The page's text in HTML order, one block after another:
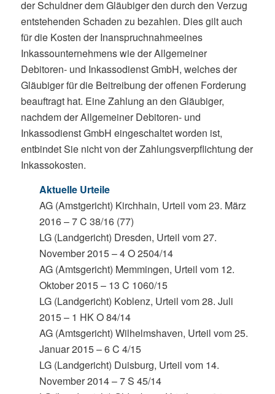
der Schuldner dem Gläubiger den durch den Verzug
entstehenden Schaden zu bezahlen. Dies gilt auch
für die Kosten der Inanspruchnahmeeines
Inkassounternehmens wie der Allgemeiner
Debitoren- und Inkassodienst GmbH, welches der
Gläubiger für die Beitreibung der offenen Forderung
beauftragt hat. Eine Zahlung an den Gläubiger,
nachdem der Allgemeiner Debitoren- und
Inkassodienst GmbH eingeschaltet worden ist,
entbindet Sie nicht von der Zahlungsverpflichtung der
Inkassokosten.
Aktuelle Urteile
AG (Amstgericht) Kirchhain, Urteil vom 23. März
2016 – 7 C 38/16 (77)
LG (Landgericht) Dresden, Urteil vom 27.
November 2015 – 4 O 2504/14
AG (Amtsgericht) Memmingen, Urteil vom 12.
Oktober 2015 – 13 C 1060/15
LG (Landgericht) Koblenz, Urteil vom 28. Juli
2015 – 1 HK O 84/14
AG (Amtsgericht) Wilhelmshaven, Urteil vom 25.
Januar 2015 – 6 C 4/15
LG (Landgericht) Duisburg, Urteil vom 14.
November 2014 – 7 S 45/14